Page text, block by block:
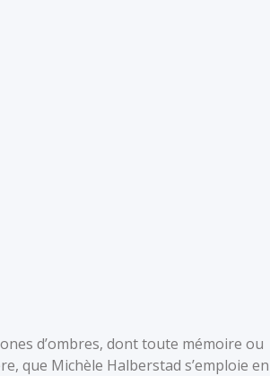
d’ombres, dont toute mémoire ou
que Michèle Halberstad s’emploie en